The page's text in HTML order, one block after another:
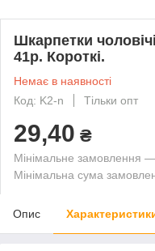
Шкарпетки
41р. Короткі.
Немає в наявності
Код: K2-n
Тільки опт
29,40 ₴
Мінімальне замовлення
Мінімальна сума
Опис